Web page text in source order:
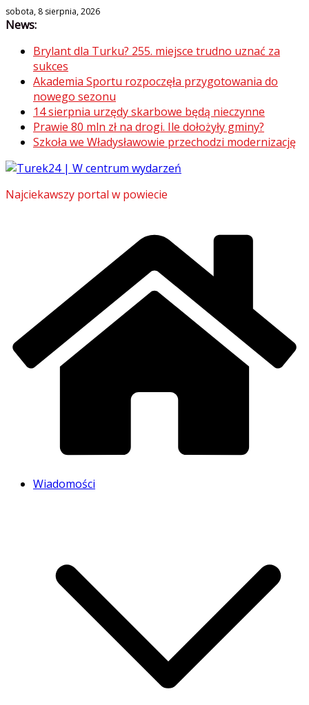
Skip
to
sobota, 8 sierpnia, 2026
News:
Brylant dla Turku? 255. miejsce trudno uznać za
sukces
Akademia Sportu rozpoczęła przygotowania do
nowego sezonu
14 sierpnia urzędy skarbowe będą nieczynne
Prawie 80 mln zł na drogi. Ile dołożyły gminy?
Szkoła we Władysławowie przechodzi modernizację
Najciekawszy portal w powiecie
Wiadomości